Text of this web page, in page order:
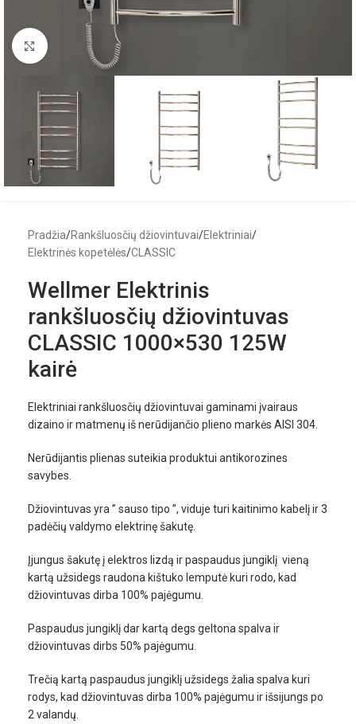
Click to enlarge
Pradžia/Rankšluosčių džiovintuvai/Elektriniai/
Elektrinės kopetėlės/CLASSIC
Wellmer Elektrinis
rankšluosčių džiovintuvas
CLASSIC 1000×530 125W
kairė
Elektriniai rankšluosčių džiovintuvai gaminami įvairaus
dizaino ir matmenų iš nerūdijančio plieno markės AISI 304.
Nerūdijantis plienas suteikia produktui antikorozines
savybes.
Džiovintuvas yra ” sauso tipo ”, viduje turi kaitinimo kabelį ir 3
padėčių valdymo elektrinę šakutę.
Įjungus šakutę į elektros lizdą ir paspaudus jungiklį vieną
kartą užsidegs raudona kištuko lemputė kuri rodo, kad
džiovintuvas dirba 100% pajėgumu.
Paspaudus jungiklį dar kartą degs geltona spalva ir
džiovintuvas dirbs 50% pajėgumu.
Trečią kartą paspaudus jungiklį užsidegs žalia spalva kuri
rodys, kad džiovintuvas dirba 100% pajėgumu ir išsijungs po
2 valandų.